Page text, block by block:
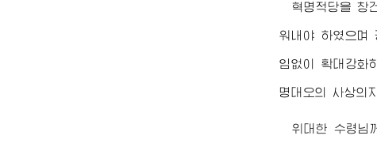
혁명적당을 창
워내야 하였으며
임없이 확대강화
명대오의 사상의
위대한 수령님